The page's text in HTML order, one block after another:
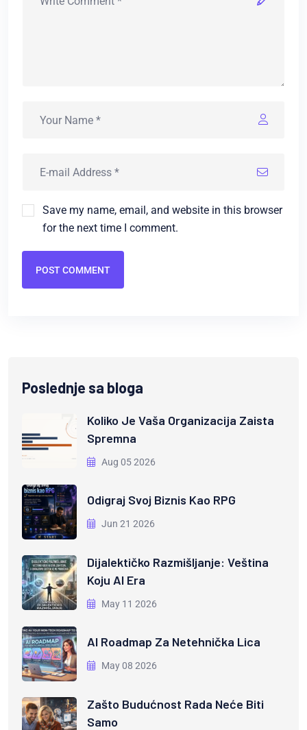
Save my name, email, and website in this browser
for the next time I comment.
POST COMMENT
Poslednje sa bloga
Koliko Je Vaša Organizacija Zaista
Spremna
Aug 05 2026
Odigraj Svoj Biznis Kao RPG
Jun 21 2026
Dijalektičko Razmišljanje: Veština
Koju AI Era
May 11 2026
AI Roadmap Za Netehnička Lica
May 08 2026
Zašto Budućnost Rada Neće Biti
Samo